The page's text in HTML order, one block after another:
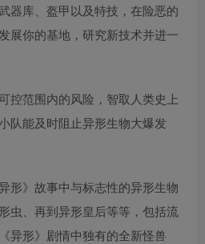
器库、盔甲以及特技，在险恶的
展你的基地，研究新技术并进一
控范围内的风险，智取人类史上
队能及时阻止异形生物大爆发
形》故事中与标志性的异形生物
虫、再到异形皇后等等，包括流
异形》剧情中独有的全新怪兽